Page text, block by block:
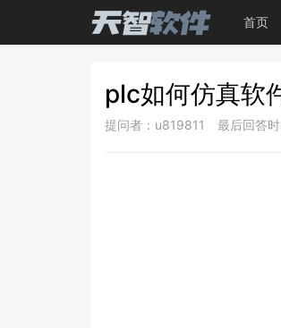
首页
plc如何仿真软
提问者：u819811 最后回答